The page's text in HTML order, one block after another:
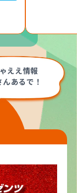
ええ情報
あるで！